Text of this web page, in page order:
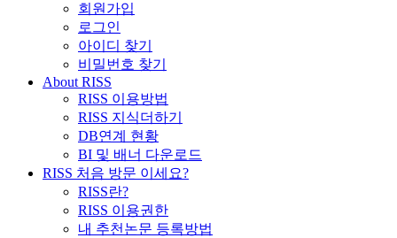
회원가입
로그인
아이디 찾기
비밀번호 찾기
About RISS
RISS 이용방법
RISS 지식더하기
DB연계 현황
BI 및 배너 다운로드
RISS 처음 방문 이세요?
RISS란?
RISS 이용권한
내 추천논문 등록방법